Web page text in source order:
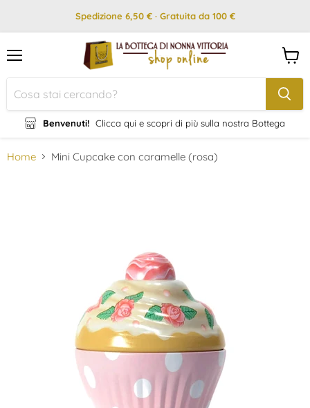
Spedizione 6,50 € · Gratuita da 100 €
Benvenuti! Clicca qui e scopri di più sulla nostra Bottega
il
Home Mini Cupcake con caramelle (rosa)